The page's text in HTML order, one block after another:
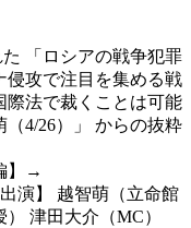
「ロシアの戦争犯罪
侵攻で注目を集める戦
際法で裁くことは可能
4/26）」 からの抜粋
】→
出演】 越智萌（立命館
津田大介（MC）